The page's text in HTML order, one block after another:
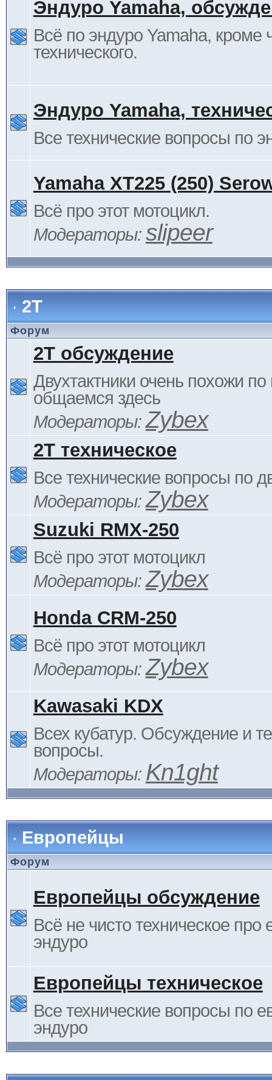
Эндуро Yamaha,
Всё по эндуро Yamaha, кроме
технического.
Эндуро Yamaha,
Все технические вопросы по
Yamaha XT225 (250)
Всё про этот мотоцикл.
Модераторы: slipeer
2Т
Форум
2Т обсуждение
Двухтактники очень похожи по
общаемся здесь
Модераторы:Zybex
2Т техническое
Все технические вопросы по
Модераторы:Zybex
Suzuki RMX-250
Всё про этот мотоцикл
Модераторы:Zybex
Honda CRM-250
Всё про этот мотоцикл
Модераторы:Zybex
Kawasaki KDX
Всех кубатур. Обсуждение и
вопросы.
Модераторы: Kn1ght
Европейцы
Форум
Европейцы обсуждение
Всё не чисто техническое про
эндуро
Европейцы техническое
Все технические вопросы по
эндуро